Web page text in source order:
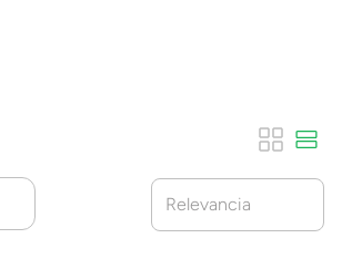
Relevancia